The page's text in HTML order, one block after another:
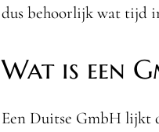
dus behoorlijk wat tijd
Wat is een
Een Duitse GmbH lijkt